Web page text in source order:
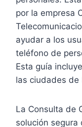
por la empresa
ayudar a los
teléfono de
Esta guía
las ciudades de
La Consulta de
solución segura